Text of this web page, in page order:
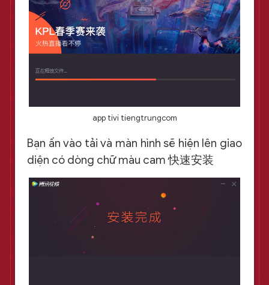
app tivi tiengtrungcom
Bạn ấn vào tải và màn hình sẽ hiện lên giao
diện có dòng chữ màu cam 快速安装